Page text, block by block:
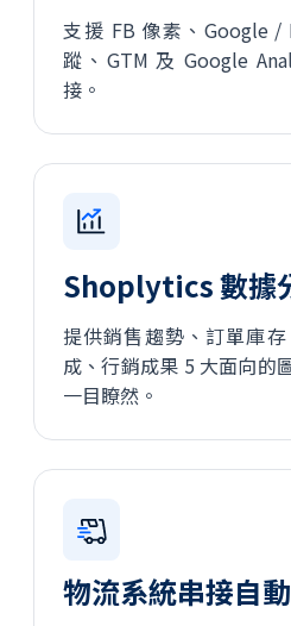
支援 FB 像素、Google /
蹤、GTM 及 Google
接。
Shoplytics 數據
提供銷售趨勢、訂單庫
成、行銷成果 5 大面向的
一目瞭然。
物流系統串接自